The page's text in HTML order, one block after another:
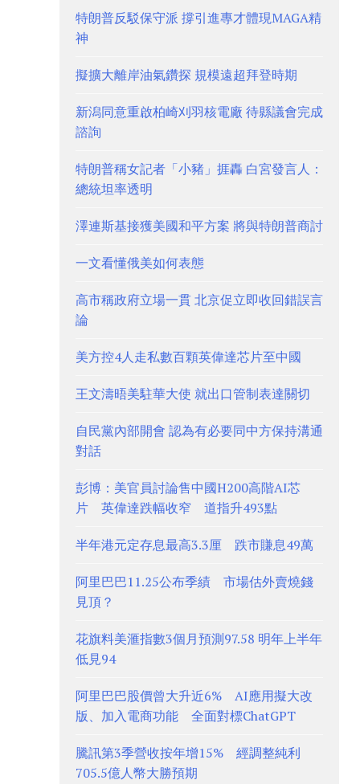
特朗普反駁保守派 撐引進專才體現MAGA精
神
擬擴大離岸油氣鑽探 規模遠超拜登時期
新潟同意重啟柏崎刈羽核電廠 待縣議會完成
諮詢
特朗普稱女記者「小豬」捱轟 白宮發言人：
總統坦率透明
澤連斯基接獲美國和平方案 將與特朗普商討
一文看懂俄美如何表態
高市稱政府立場一貫 北京促立即收回錯誤言
論
美方控4人走私數百顆英偉達芯片至中國
王文濤晤美駐華大使 就出口管制表達關切
自民黨內部開會 認為有必要同中方保持溝通
對話
彭博：美官員討論售中國H200高階AI芯
片 英偉達跌幅收窄 道指升493點
半年港元定存息最高3.3厘 跌市賺息49萬
阿里巴巴11.25公布季績 市場估外賣燒錢
見頂？
花旗料美滙指數3個月預測97.58 明年上半年
低見94
阿里巴巴股價曾大升近6% AI應用擬大改
版、加入電商功能 全面對標ChatGPT
騰訊第3季營收按年增15% 經調整純利
705.5億人幣大勝預期